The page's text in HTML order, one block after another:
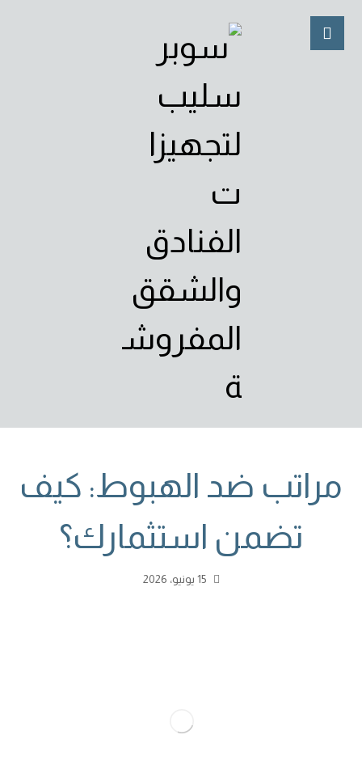
مراتب ضد الهبوط: كيف
تضمن استثمارك؟
15 يونيو، 2026